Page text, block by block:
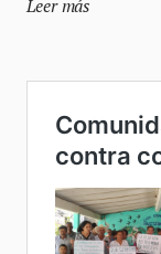
Leer más